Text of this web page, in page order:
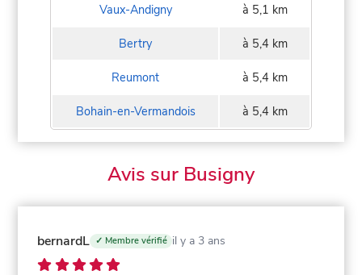
Vaux-Andigny à 5,1 km
Bertry à 5,4 km
Reumont à 5,4 km
Bohain-en-Vermandois à 5,4 km
Avis sur Busigny
bernardL ✓ Membre vérifié il y a 3 ans